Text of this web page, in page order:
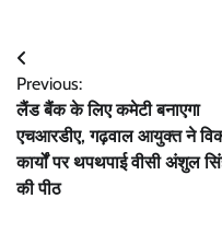
Post
navigation
Previous:
लैंड बैंक के लिए कमेटी बनाएगा
एचआरडीए, गढ़वाल आयुक्त ने
कार्यों पर थपथपाई वीसी अंशुल
की पीठ